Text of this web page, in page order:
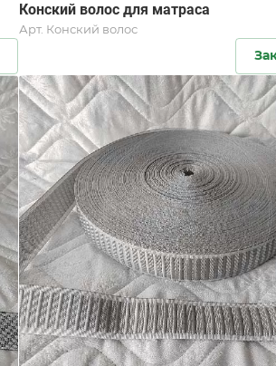
Конский волос для матраса
Арт. Конский волос